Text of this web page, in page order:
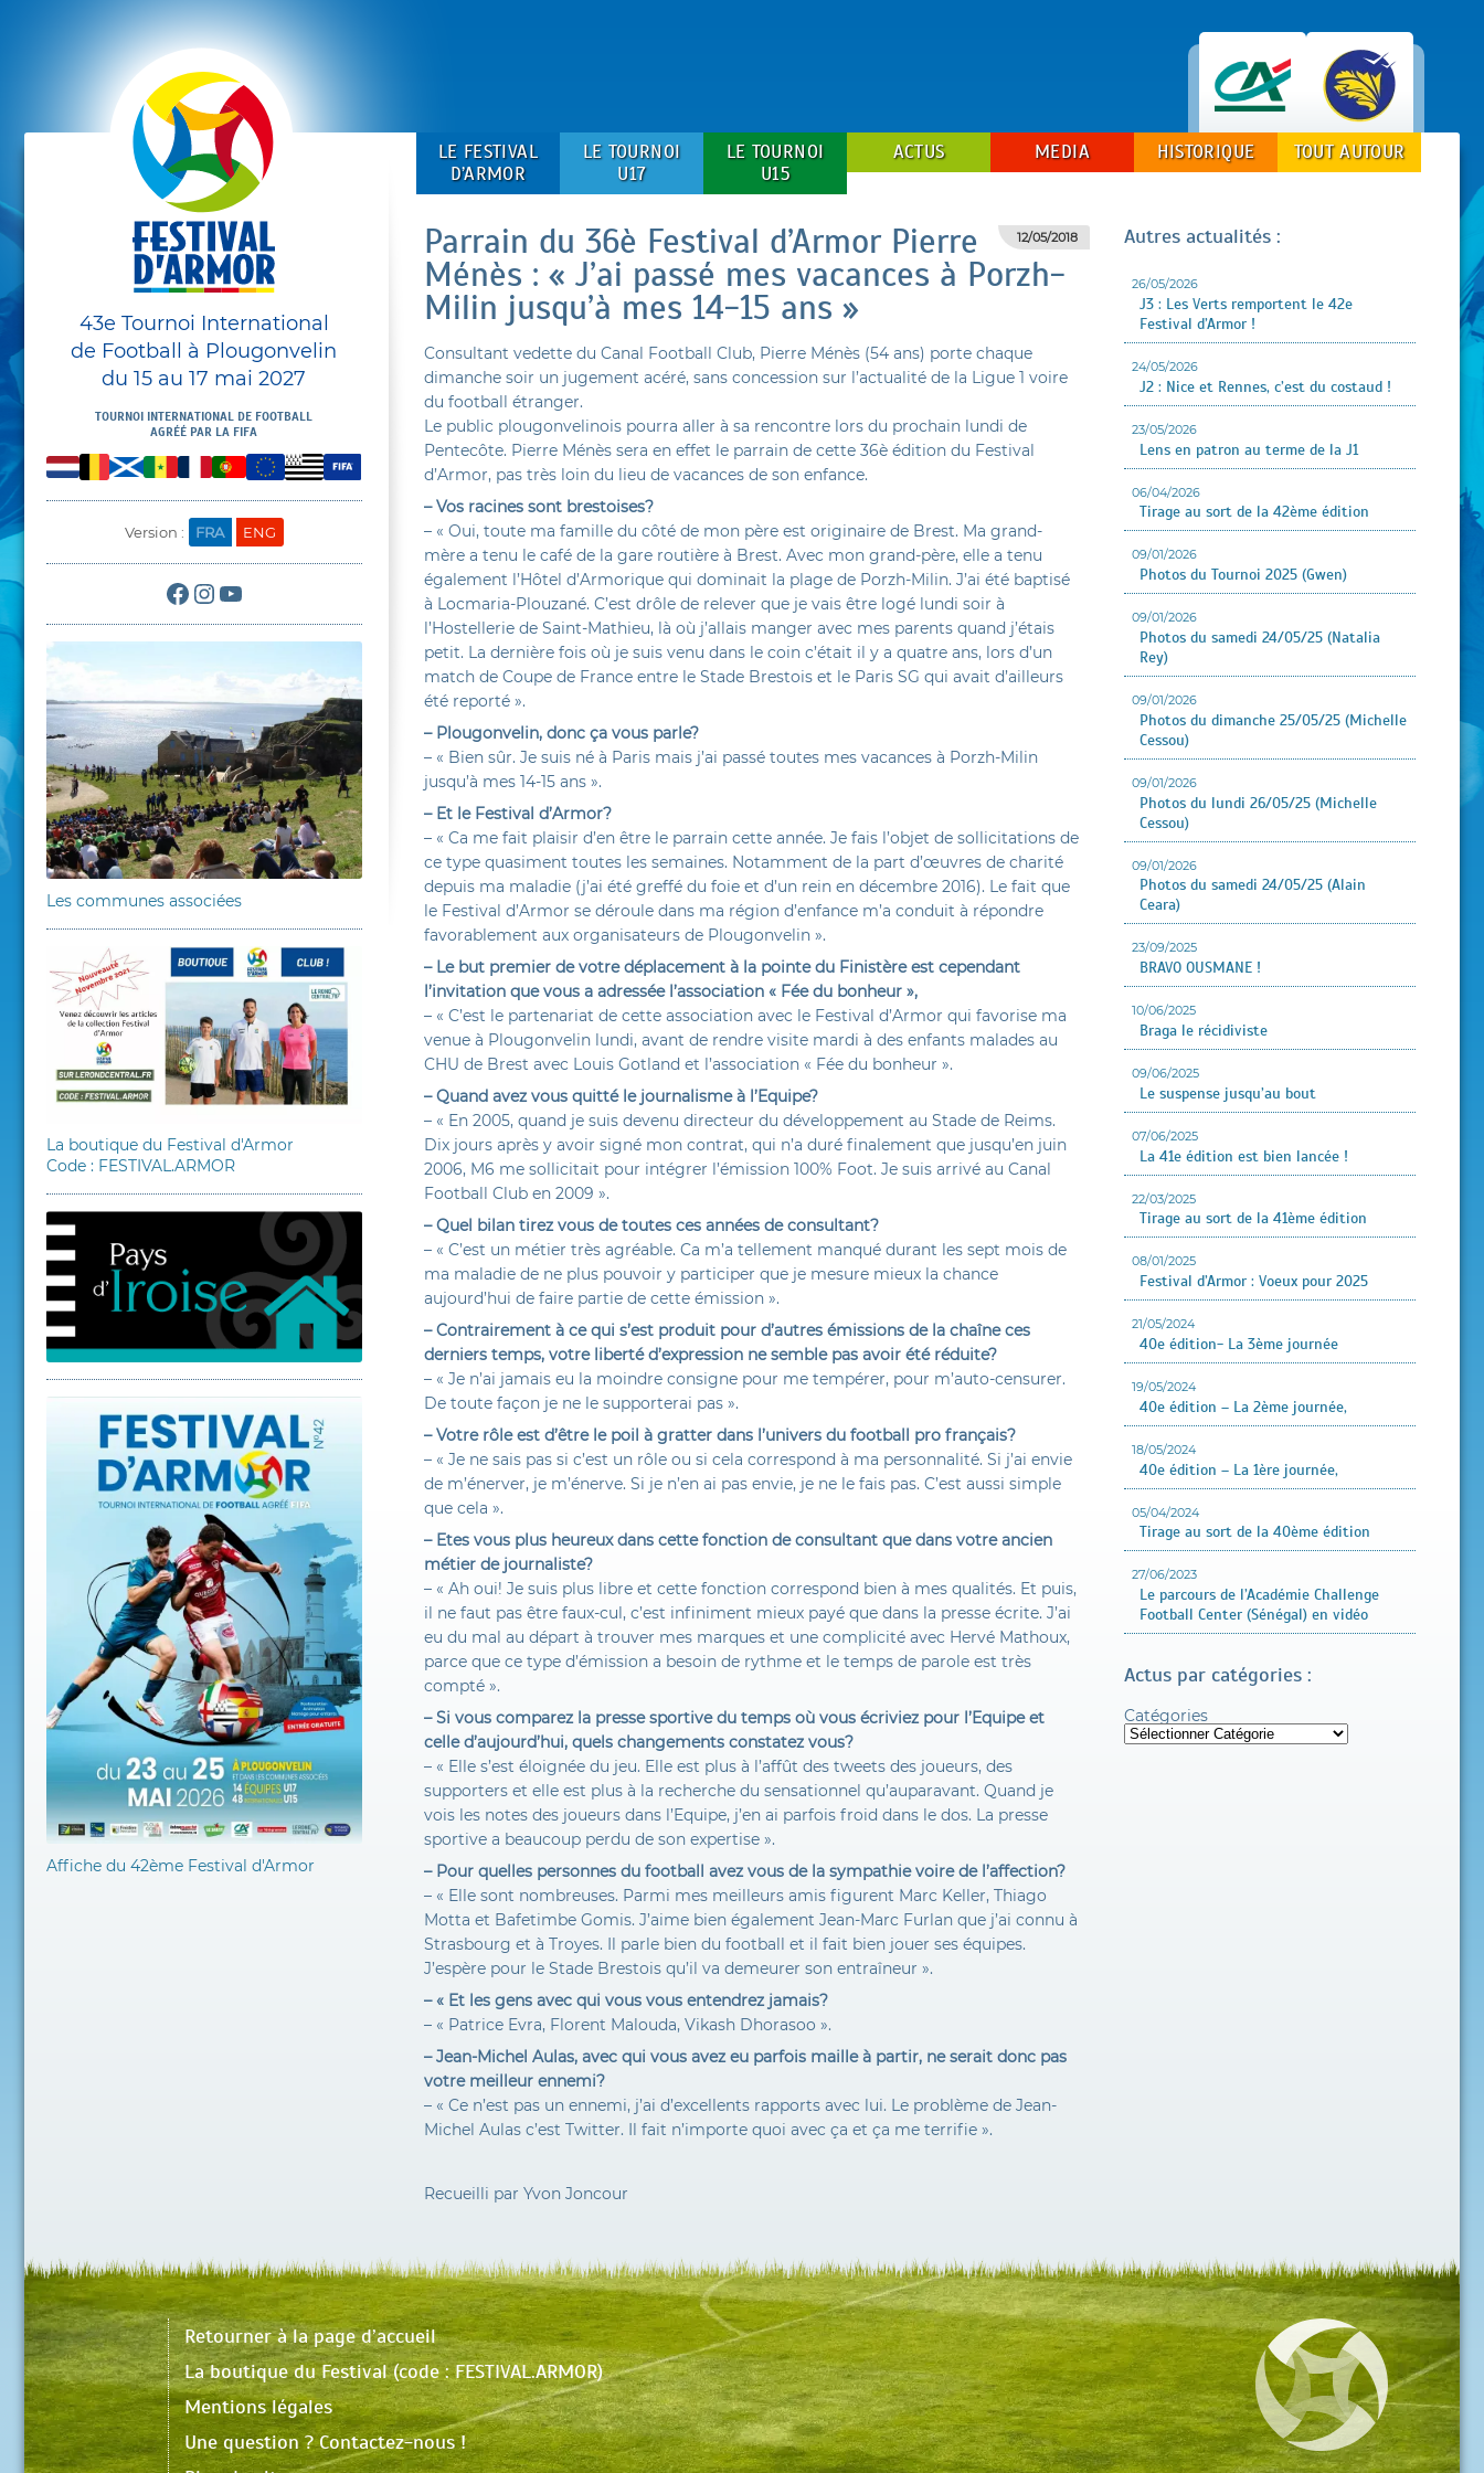
43e Tournoi International
de Football à Plougonvelin
du 15 au 17 mai 2027
TOURNOI INTERNATIONAL DE FOOTBALL
AGRÉÉ PAR LA FIFA
Version : FRA ENG
Facebook
Instagram
Les communes associées
La boutique du Festival d'Armor
Code : FESTIVAL.ARMOR
Affiche du 42ème Festival d'Armor
LE FESTIVAL
D’ARMOR
LE TOURNOI
U17
LE TOURNOI
U15
ACTUS MEDIA HISTORIQUE TOUT AUTOUR
12/05/2018
Parrain du 36è Festival d’Armor Pierre
Ménès : « J’ai passé mes vacances à Porzh-
Milin jusqu’à mes 14-15 ans »
Consultant vedette du Canal Football Club, Pierre Ménès (54 ans) porte chaque
dimanche soir un jugement acéré, sans concession sur l’actualité de la Ligue 1 voire
du football étranger.
Le public plougonvelinois pourra aller à sa rencontre lors du prochain lundi de
Pentecôte. Pierre Ménès sera en effet le parrain de cette 36è édition du Festival
d’Armor, pas très loin du lieu de vacances de son enfance.
– Vos racines sont brestoises?
– « Oui, toute ma famille du côté de mon père est originaire de Brest. Ma grand-
mère a tenu le café de la gare routière à Brest. Avec mon grand-père, elle a tenu
également l’Hôtel d’Armorique qui dominait la plage de Porzh-Milin. J’ai été baptisé
à Locmaria-Plouzané. C’est drôle de relever que je vais être logé lundi soir à
l’Hostellerie de Saint-Mathieu, là où j’allais manger avec mes parents quand j’étais
petit. La dernière fois où je suis venu dans le coin c’était il y a quatre ans, lors d’un
match de Coupe de France entre le Stade Brestois et le Paris SG qui avait d’ailleurs
été reporté ».
– Plougonvelin, donc ça vous parle?
– « Bien sûr. Je suis né à Paris mais j’ai passé toutes mes vacances à Porzh-Milin
jusqu’à mes 14-15 ans ».
– Et le Festival d’Armor?
– « Ca me fait plaisir d’en être le parrain cette année. Je fais l’objet de sollicitations de
ce type quasiment toutes les semaines. Notamment de la part d’œuvres de charité
depuis ma maladie (j’ai été greffé du foie et d’un rein en décembre 2016). Le fait que
le Festival d’Armor se déroule dans ma région d’enfance m’a conduit à répondre
favorablement aux organisateurs de Plougonvelin ».
– Le but premier de votre déplacement à la pointe du Finistère est cependant
l’invitation que vous a adressée l’association « Fée du bonheur »,
– « C’est le partenariat de cette association avec le Festival d’Armor qui favorise ma
venue à Plougonvelin lundi, avant de rendre visite mardi à des enfants malades au
CHU de Brest avec Louis Gotland et l’association « Fée du bonheur ».
– Quand avez vous quitté le journalisme à l’Equipe?
– « En 2005, quand je suis devenu directeur du développement au Stade de Reims.
Dix jours après y avoir signé mon contrat, qui n’a duré finalement que jusqu’en juin
2006, M6 me sollicitait pour intégrer l’émission 100% Foot. Je suis arrivé au Canal
Football Club en 2009 ».
– Quel bilan tirez vous de toutes ces années de consultant?
– « C’est un métier très agréable. Ca m’a tellement manqué durant les sept mois de
ma maladie de ne plus pouvoir y participer que je mesure mieux la chance
aujourd’hui de faire partie de cette émission ».
– Contrairement à ce qui s’est produit pour d’autres émissions de la chaîne ces
derniers temps, votre liberté d’expression ne semble pas avoir été réduite?
– « Je n’ai jamais eu la moindre consigne pour me tempérer, pour m’auto-censurer.
De toute façon je ne le supporterai pas ».
– Votre rôle est d’être le poil à gratter dans l’univers du football pro français?
– « Je ne sais pas si c’est un rôle ou si cela correspond à ma personnalité. Si j’ai envie
de m’énerver, je m’énerve. Si je n’en ai pas envie, je ne le fais pas. C’est aussi simple
que cela ».
– Etes vous plus heureux dans cette fonction de consultant que dans votre ancien
métier de journaliste?
– « Ah oui! Je suis plus libre et cette fonction correspond bien à mes qualités. Et puis,
il ne faut pas être faux-cul, c’est infiniment mieux payé que dans la presse écrite. J’ai
eu du mal au départ à trouver mes marques et une complicité avec Hervé Mathoux,
parce que ce type d’émission a besoin de rythme et le temps de parole est très
compté ».
– Si vous comparez la presse sportive du temps où vous écriviez pour l’Equipe et
celle d’aujourd’hui, quels changements constatez vous?
– « Elle s’est éloignée du jeu. Elle est plus à l’affût des tweets des joueurs, des
supporters et elle est plus à la recherche du sensationnel qu’auparavant. Quand je
vois les notes des joueurs dans l’Equipe, j’en ai parfois froid dans le dos. La presse
sportive a beaucoup perdu de son expertise ».
– Pour quelles personnes du football avez vous de la sympathie voire de l’affection?
– « Elle sont nombreuses. Parmi mes meilleurs amis figurent Marc Keller, Thiago
Motta et Bafetimbe Gomis. J’aime bien également Jean-Marc Furlan que j’ai connu à
Strasbourg et à Troyes. Il parle bien du football et il fait bien jouer ses équipes.
J’espère pour le Stade Brestois qu’il va demeurer son entraîneur ».
– « Et les gens avec qui vous vous entendrez jamais?
– « Patrice Evra, Florent Malouda, Vikash Dhorasoo ».
– Jean-Michel Aulas, avec qui vous avez eu parfois maille à partir, ne serait donc pas
votre meilleur ennemi?
– « Ce n’est pas un ennemi, j’ai d’excellents rapports avec lui. Le problème de Jean-
Michel Aulas c’est Twitter. Il fait n’importe quoi avec ça et ça me terrifie ».
Recueilli par Yvon Joncour
Autres actualités :
26/05/2026
J3 : Les Verts remportent le 42e
Festival d’Armor !
24/05/2026
J2 : Nice et Rennes, c’est du costaud !
23/05/2026
Lens en patron au terme de la J1
06/04/2026
Tirage au sort de la 42ème édition
09/01/2026
Photos du Tournoi 2025 (Gwen)
09/01/2026
Photos du samedi 24/05/25 (Natalia
Rey)
09/01/2026
Photos du dimanche 25/05/25 (Michelle
Cessou)
09/01/2026
Photos du lundi 26/05/25 (Michelle
Cessou)
09/01/2026
Photos du samedi 24/05/25 (Alain
Ceara)
23/09/2025
BRAVO OUSMANE !
10/06/2025
Braga le récidiviste
09/06/2025
Le suspense jusqu’au bout
07/06/2025
La 41e édition est bien lancée !
22/03/2025
Tirage au sort de la 41ème édition
08/01/2025
Festival d’Armor : Voeux pour 2025
21/05/2024
40e édition- La 3ème journée
19/05/2024
40e édition – La 2ème journée,
18/05/2024
40e édition – La 1ère journée,
05/04/2024
Tirage au sort de la 40ème édition
27/06/2023
Le parcours de l’Académie Challenge
Football Center (Sénégal) en vidéo
Actus par catégories :
Catégories
Retourner à la page d’accueil
La boutique du Festival (code : FESTIVAL.ARMOR)
Mentions légales
Une question ? Contactez-nous !